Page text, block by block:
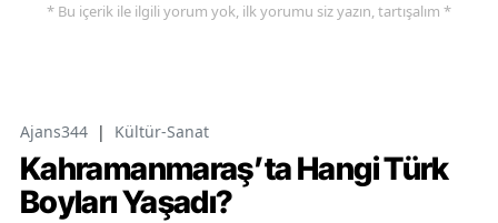
* Bu içerik ile ilgili yorum yok, ilk yorumu siz yazın, tartışalım *
Ajans344 | Kültür-Sanat
Kahramanmaraş’ta Hangi Türk
Boyları Yaşadı?